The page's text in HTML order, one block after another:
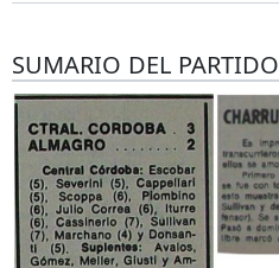
SUMARIO DEL PARTIDO